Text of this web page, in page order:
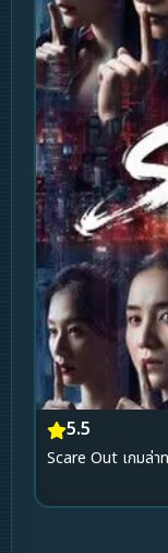
5.5
Scare Out เกมล่า